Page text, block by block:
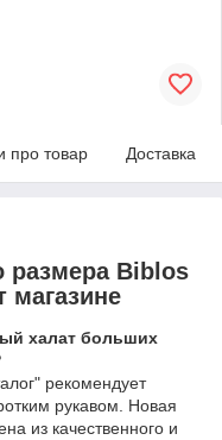
про товар Доставка
размера Biblos
магазине
халат больших
рекомендует
рукавом. Новая
из качественного и